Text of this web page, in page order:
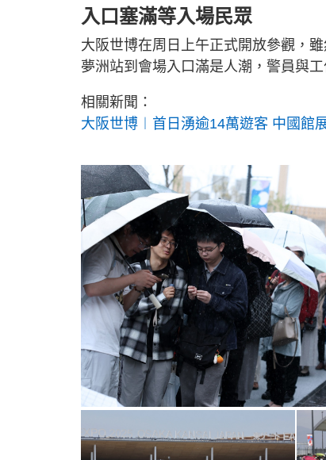
入口塞滿等入場民眾
大阪世博在周日上午正式開放參觀，
夢洲站到會場入口滿是人潮，警員與
相關新聞：
大阪世博︱首日湧逾14萬遊客 中國館